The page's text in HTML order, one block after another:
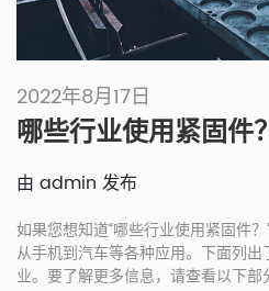
2022年8月17日
哪些行业使用紧固件？
由 admin 发布
如果您想知道“哪些行业使用紧固件
从手机到汽车等各种应用。下面列
业。要了解更多信息，请查看以下部